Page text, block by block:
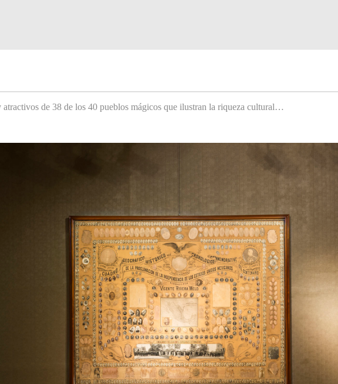
de 38 de los 40 pueblos mágicos que ilustran la riqueza cultural…